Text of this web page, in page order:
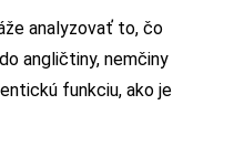
analyzovať to, čo
angličtiny, nemčiny
funkciu, ako je